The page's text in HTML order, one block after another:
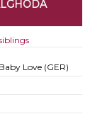
Love (GER)